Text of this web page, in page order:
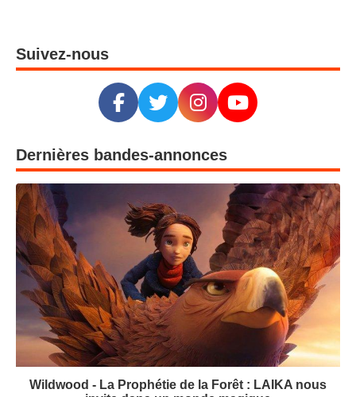
Suivez-nous
Dernières bandes-annonces
Wildwood - La Prophétie de la Forêt : LAIKA nous